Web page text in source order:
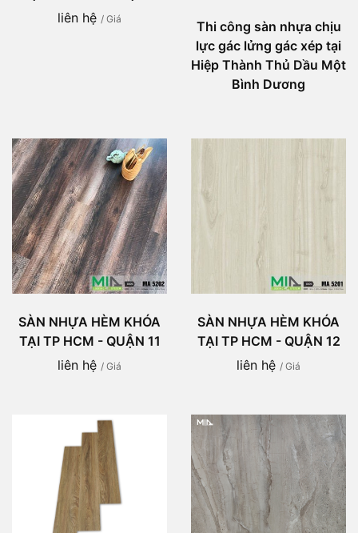
liên hệ / Giá
Thi công sàn nhựa chịu
lực gác lửng gác xép tại
Hiệp Thành Thủ Dầu Một
Bình Dương
SÀN NHỰA HÈM KHÓA
TẠI TP HCM - QUẬN 11
liên hệ / Giá
SÀN NHỰA HÈM KHÓA
TẠI TP HCM - QUẬN 12
liên hệ / Giá